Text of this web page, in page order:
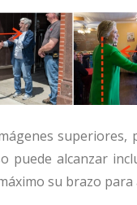
puede alcanzar
su brazo